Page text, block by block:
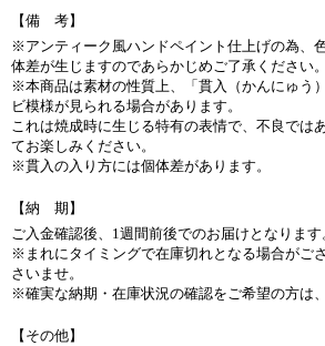
【備 考】
※アンティーク風ハンドペイント仕上げの為、
体差が生じますのであらかじめご了承ください。
※本商品は素材の性質上、「貫入（かんにゅう
ビ模様が見られる場合があります。
これは焼成時に生じる特有の表情で、不良では
てお楽しみください。
※貫入の入り方には個体差があります。
【納 期】
ご入金確認後、1週間前後でのお届けとなります
※まれにタイミングで在庫切れとなる場合がご
さいませ。
※確実な納期・在庫状況の確認をご希望の方は
【その他】